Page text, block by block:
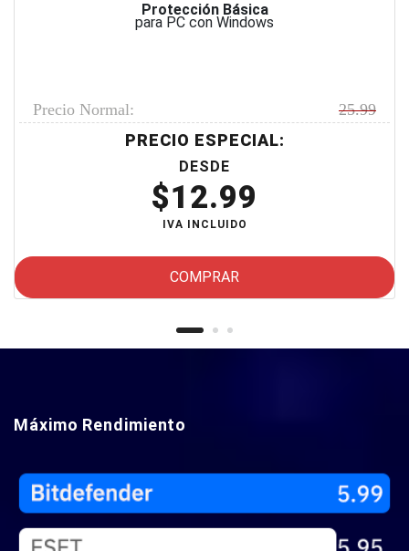
Protección Básica
para PC con Windows
Precio Normal: 25.99
PRECIO ESPECIAL:
DESDE
$12.99
IVA INCLUIDO
COMPRAR
Máximo Rendimiento